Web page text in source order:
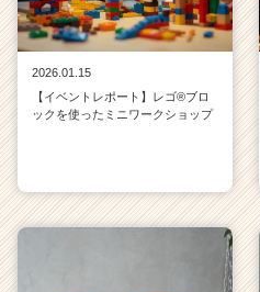
2026.01.15
【イベントレポート】レゴ®ブロ
ックを使ったミニワークショップ